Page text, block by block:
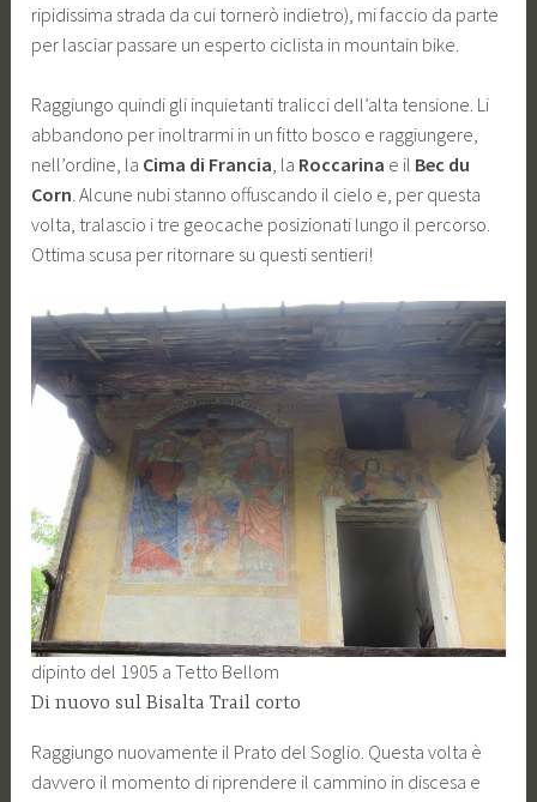
ripidissima strada da cui tornerò indietro), mi faccio da parte
per lasciar passare un esperto ciclista in mountain bike.
Raggiungo quindi gli inquietanti tralicci dell’alta tensione. Li
abbandono per inoltrarmi in un fitto bosco e raggiungere,
nell’ordine, la Cima di Francia, la Roccarina e il Bec du
Corn. Alcune nubi stanno offuscando il cielo e, per questa
volta, tralascio i tre geocache posizionati lungo il percorso.
Ottima scusa per ritornare su questi sentieri!
dipinto del 1905 a Tetto Bellom
Di nuovo sul Bisalta Trail corto
Raggiungo nuovamente il Prato del Soglio. Questa volta è
davvero il momento di riprendere il cammino in discesa e